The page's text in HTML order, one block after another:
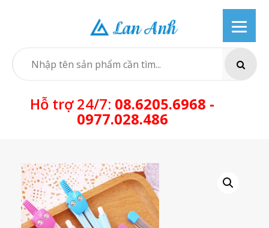
SEARCH
Hỗ trợ 24/7: 08.6205.6968 -
0977.028.486